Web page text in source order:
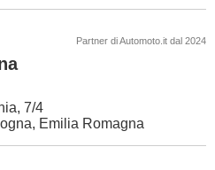
Partner di Automoto.it dal 2024
7/4
Emilia Romagna